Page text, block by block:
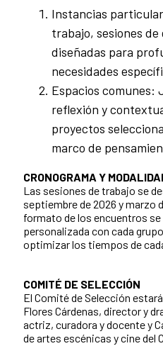
Instancias
trabajo, sesiones
diseñadas para
necesidades
Espacios comunes:
reflexión y
proyectos
marco de
CRONOGRAMA Y
Las sesiones de trabajo se
septiembre de 2026 y marzo
formato de los encuentros se
personalizada con cada
optimizar los tiempos de
COMITÉ DE SELECCIÓN
El Comité de Selección
Flores Cárdenas, director y
actriz, curadora y docente y
de artes escénicas y cine del